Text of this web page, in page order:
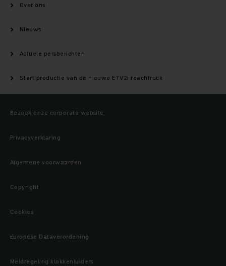
Over ons
Nieuws
Actuele persberichten
Start productie van de nieuwe ETV2i reachtruck
Bezoek onze corporate website
Privacyverklaring
Algemene voorwaarden
Copyright
Cookies
Europese Dataverordening
Meldregeling klokkenluiders